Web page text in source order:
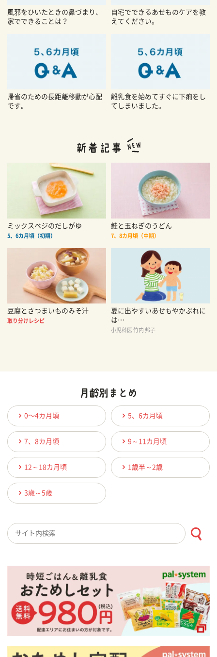
風邪をひいたときの鼻づまり、
家でできることは？
自宅でできるあせものケアを教
えてください。
帰省のための長距離移動が心配
です。
離乳食を始めてすぐに下痢をし
てしまいました。
ミックスベジのだしがゆ
5、6カ月頃（初期）
鮭と玉ねぎのうどん
7、8カ月頃（中期）
豆腐とさつまいものみそ汁
取り分けレシピ
夏に出やすいあせもやかぶれに
は…
小児科医 竹内 邦子
0〜4カ月頃 5、6カ月頃
7、8カ月頃 9～11カ月頃
12～18カ月頃 1歳半～2歳
3歳～5歳
検索キーワード入力